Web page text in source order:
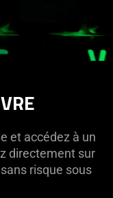
et accédez à un
directement sur
risque sous